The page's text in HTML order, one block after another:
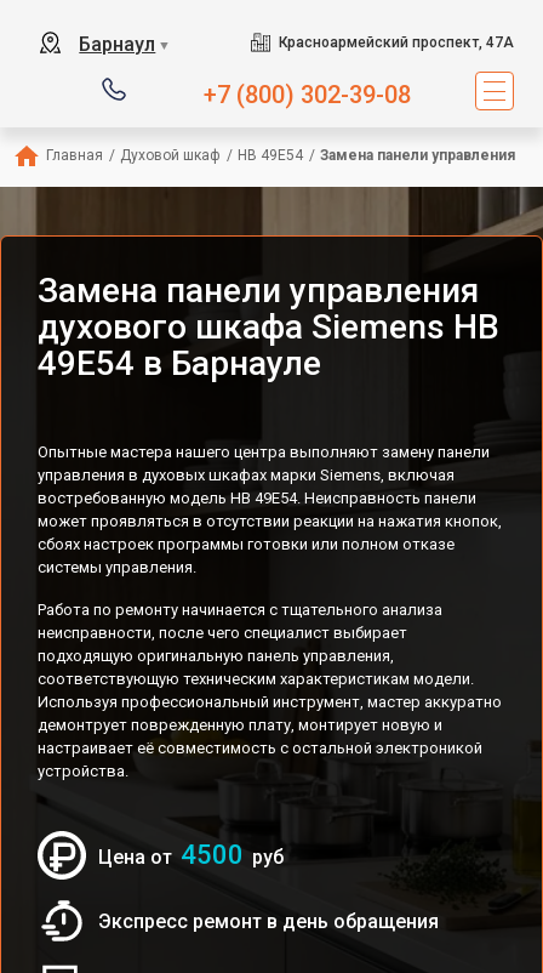
Барнаул ▼ Красноармейский проспект, 47А
+7 (800) 302-39-08
Главная / Духовой шкаф / HB 49E54 / Замена панели управления
Замена панели управления
духового шкафа Siemens HB
49E54 в Барнауле
Опытные мастера нашего центра выполняют замену панели
управления в духовых шкафах марки Siemens, включая
востребованную модель HB 49E54. Неисправность панели
может проявляться в отсутствии реакции на нажатия кнопок,
сбоях настроек программы готовки или полном отказе
системы управления.
Работа по ремонту начинается с тщательного анализа
неисправности, после чего специалист выбирает
подходящую оригинальную панель управления,
соответствующую техническим характеристикам модели.
Используя профессиональный инструмент, мастер аккуратно
демонтрует поврежденную плату, монтирует новую и
настраивает её совместимость с остальной электроникой
устройства.
Цена от 4500 руб
Экспресс ремонт в день обращения